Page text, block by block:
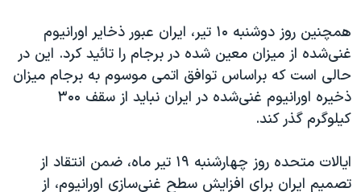
همچنین روز دوشنبه ۱۰ تیر، ایران عبور ذخایر اورانیوم
غنی‌شده از میزان معین شده در برجام را تائید کرد. این در
حالی است که براساس توافق اتمی موسوم به برجام میزان
ذخیره اورانیوم غنی‌شده در ایران نباید از سقف ۳۰۰
کیلوگرم گذر کند.
ایالات متحده روز چهارشنبه ۱۹ تیر ماه، ضمن انتقاد از
تصمیم ایران برای افزایش سطح غنی‌سازی اورانیوم، از